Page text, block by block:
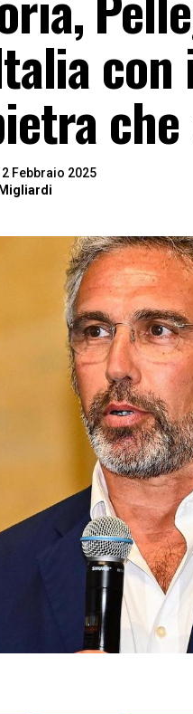
2 Febbraio 2025